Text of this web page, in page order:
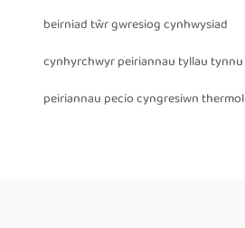
beirniad tŵr gwresiog cynhwysiad
cynhyrchwyr peiriannau tyllau tynnu
peiriannau pecio cyngresiwn thermol